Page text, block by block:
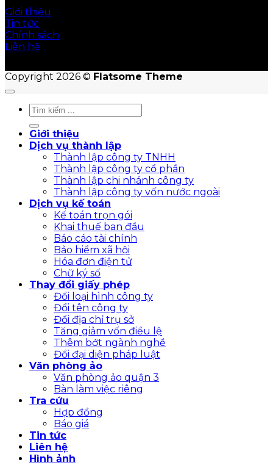
Giới thiệu
Tin tức
Chính sách
Liên hệ
Copyright 2026 © Flatsome Theme
Giới thiệu
Dịch vụ thành lập
Thành lập công ty TNHH
Thành lập công ty cổ phần
Thành lập chi nhánh công ty
Thành lập công ty vốn nước ngoài
Dịch vụ kế toán
Kế toán trọn gói
Khai thuế ban đầu
Báo cáo tài chính
Bảo hiểm xã hội
Hóa đơn điện tử
Chữ ký số
Thay đổi giấy phép
Đổi loại hình công ty
Đổi tên công ty
Đổi địa chỉ trụ sở
Tăng giảm vốn điều lệ
Thêm bớt ngành nghề
Đổi đại diện pháp luật
Văn phòng ảo
Văn phòng ảo quận 3
Bàn làm việc riêng
Tra cứu
Hợp đồng
Báo giá
Tin tức
Liên hệ
Hình ảnh